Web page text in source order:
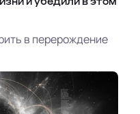
в перерождение